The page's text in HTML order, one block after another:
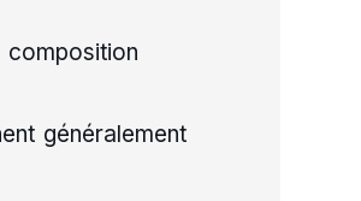
composition
généralement